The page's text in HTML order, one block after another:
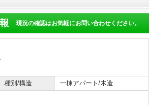
現況の確認はお気軽にお問い合わせください。
種別/構造
一棟アパート/木造